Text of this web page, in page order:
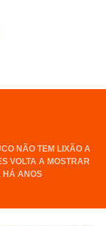
NÃO TEM LIXÃO A
VOLTA A MOSTRAR
HÁ ANOS